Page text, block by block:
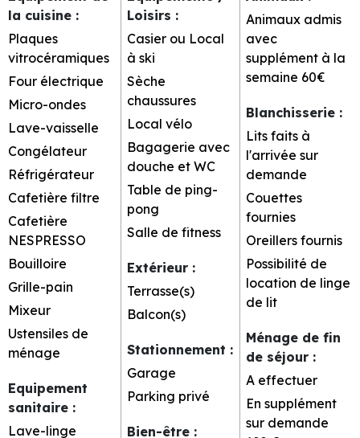
la cuisine :
Plaques
vitrocéramiques
Four électrique
Micro-ondes
Lave-vaisselle
Congélateur
Réfrigérateur
Cafetière filtre
Cafetière
NESPRESSO
Bouilloire
Grille-pain
Mixeur
Ustensiles de
ménage
Equipement
sanitaire :
Lave-linge
Loisirs :
Casier ou Local
à ski
Sèche
chaussures
Local vélo
Bagagerie avec
douche et WC
Table de ping-
pong
Salle de fitness
Extérieur :
Terrasse(s)
Balcon(s)
Stationnement :
Garage
Parking privé
Bien-être :
Animaux admis
avec
supplément à la
semaine 60€
Blanchisserie :
Lits faits à
l'arrivée sur
demande
Couettes
fournies
Oreillers fournis
Possibilité de
location de linge
de lit
Ménage de fin
de séjour :
A effectuer
En supplément
sur demande